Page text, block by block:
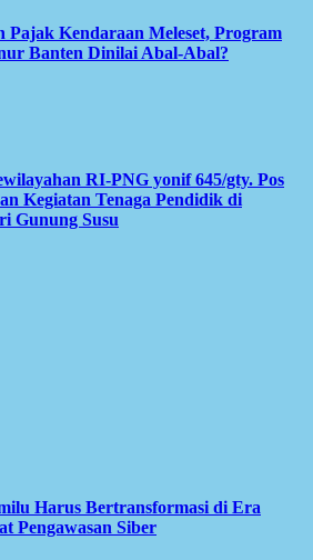
Pajak Kendaraan Meleset, Program
Banten Dinilai Abal-Abal?
RI-PNG yonif 645/gty. Pos
Kegiatan Tenaga Pendidik di
Gunung Susu
Harus Bertransformasi di Era
Pengawasan Siber